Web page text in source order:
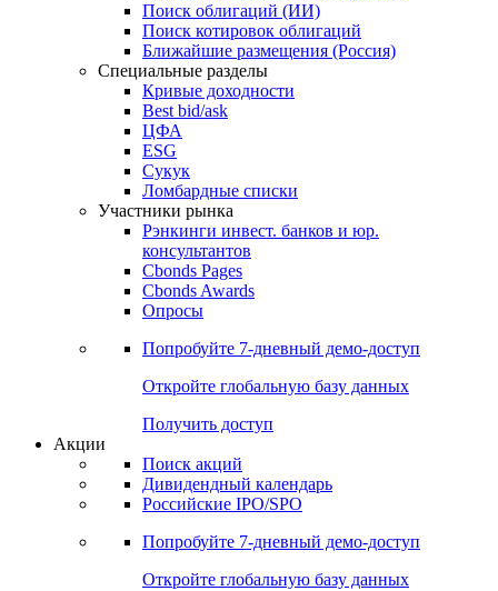
Облигации
Поиски
Поиск облигаций & Карты рынка
Поиск облигаций (ИИ)
Поиск котировок облигаций
Ближайшие размещения (Россия)
Специальные разделы
Кривые доходности
Best bid/ask
ЦФА
ESG
Сукук
Ломбардные списки
Участники рынка
Рэнкинги инвест. банков и юр.
Cbonds Pages
Опросы
Попробуйте7-дневный
Откройте глобальную базу данных
Получить доступ
Поиск акций
Российские IPO/SPO